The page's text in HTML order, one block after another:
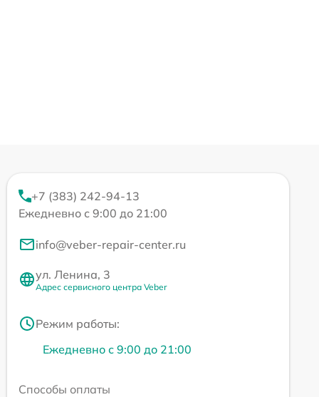
+7 (383) 242-94-13
Ежедневно с 9:00 до 21:00
info@veber-repair-center.ru
ул. Ленина, 3
Адрес сервисного центра Veber
Режим работы:
Ежедневно с 9:00 до 21:00
Способы оплаты